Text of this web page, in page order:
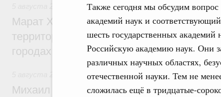
Также сегодня мы обсудим
академий наук и
шесть государственных
Российскую академию наук. Они
различных научных областях,
отечественной науки. Тем не
сложилась ещё в тридцатые-
Жилищная политика, рынок жилья
Марат Хуснуллин: Первые проекты
территорий в Донбассе и Новороссии
городах ДНР
Вопросы производительности труда и
Михаил Мишустин дал поручения по